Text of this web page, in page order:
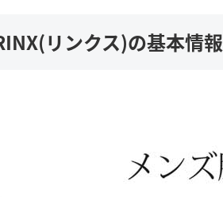
リンクス)の基本情報